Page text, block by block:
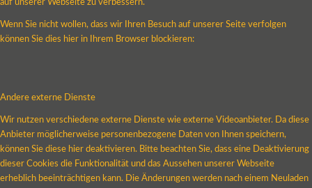
auf unserer Webseite zu verbessern.
Wenn Sie nicht wollen, dass wir Ihren Besuch auf unserer Seite verfolgen
können Sie dies hier in Ihrem Browser blockieren:
Andere externe Dienste
Wir nutzen verschiedene externe Dienste wie externe Videoanbieter. Da diese
Anbieter möglicherweise personenbezogene Daten von Ihnen speichern,
können Sie diese hier deaktivieren. Bitte beachten Sie, dass eine Deaktivierung
dieser Cookies die Funktionalität und das Aussehen unserer Webseite
erheblich beeinträchtigen kann. Die Änderungen werden nach einem Neuladen